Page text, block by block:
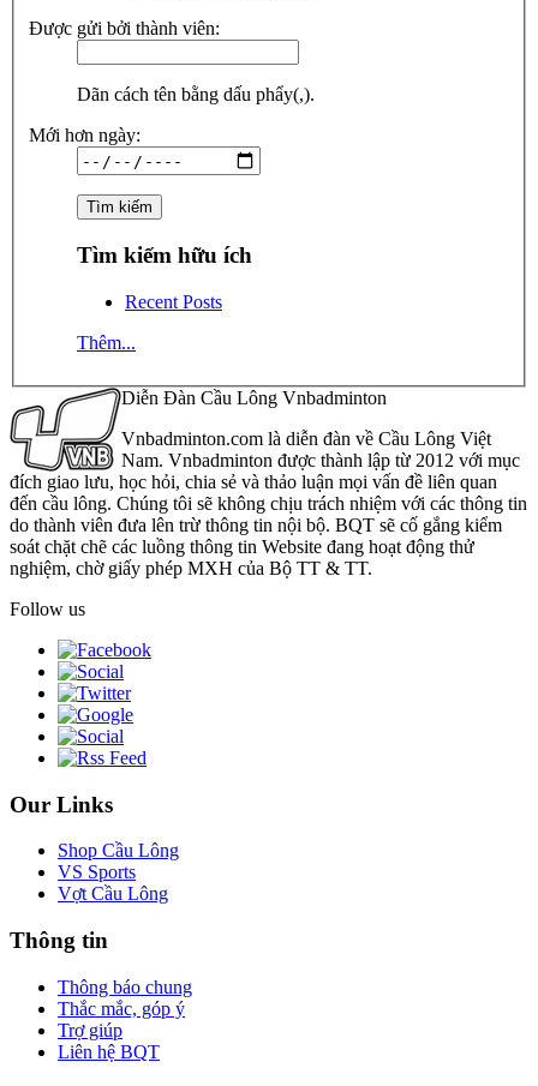
Được gửi bởi thành viên:
Dãn cách tên bằng dấu phẩy(,).
Mới hơn ngày:
Tìm kiếm hữu ích
Recent Posts
Thêm...
Diễn Đàn Cầu Lông Vnbadminton
Vnbadminton.com là diễn đàn về Cầu Lông Việt
Nam. Vnbadminton được thành lập từ 2012 với mục
đích giao lưu, học hỏi, chia sẻ và thảo luận mọi vấn đề liên quan
đến cầu lông. Chúng tôi sẽ không chịu trách nhiệm với các thông tin
do thành viên đưa lên trừ thông tin nội bộ. BQT sẽ cố gắng kiểm
soát chặt chẽ các luồng thông tin Website đang hoạt động thử
nghiệm, chờ giấy phép MXH của Bộ TT & TT.
Follow us
Our Links
Shop Cầu Lông
VS Sports
Vợt Cầu Lông
Thông tin
Thông báo chung
Thắc mắc, góp ý
Trợ giúp
Liên hệ BQT